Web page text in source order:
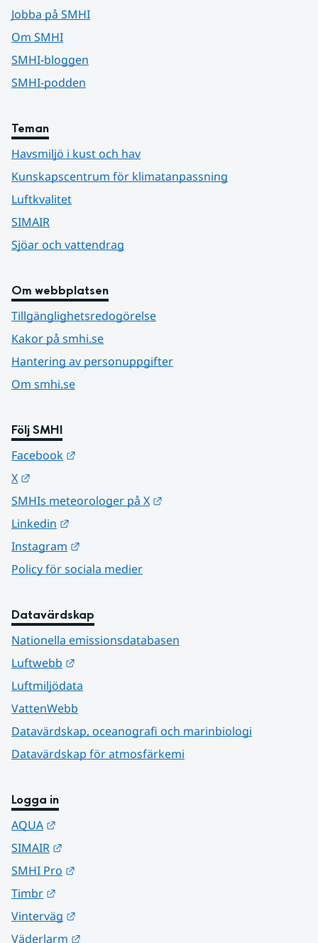
Jobba på SMHI
Om SMHI
SMHI-bloggen
SMHI-podden
Teman
Havsmiljö i kust och hav
Kunskapscentrum för klimatanpassning
Luftkvalitet
SIMAIR
Sjöar och vattendrag
Om webbplatsen
Tillgänglighetsredogörelse
Kakor på smhi.se
Hantering av personuppgifter
Om smhi.se
Följ SMHI
Facebook
X
SMHIs meteorologer på X
Linkedin
Instagram
Policy för sociala medier
Datavärdskap
Nationella emissionsdatabasen
Luftwebb
Luftmiljödata
VattenWebb
Datavärdskap, oceanografi och marinbiologi
Datavärdskap för atmosfärkemi
Logga in
AQUA
SIMAIR
SMHI Pro
Timbr
Vinterväg
Väderlarm